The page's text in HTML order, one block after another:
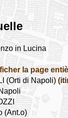
in Lucina
la page
(Orti di Napoli)
(Ant.o)